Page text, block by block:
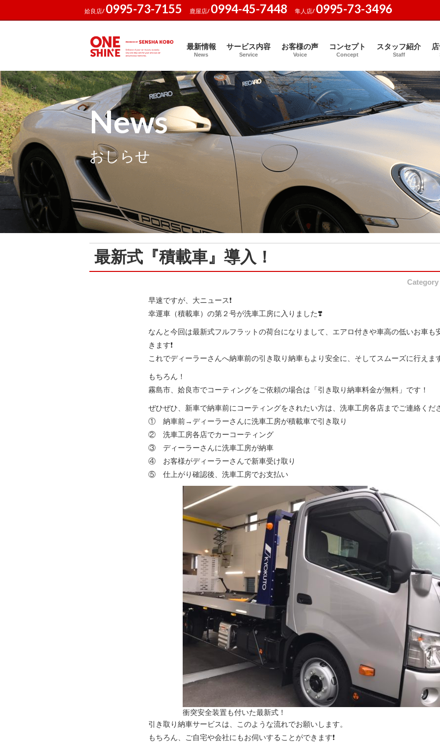
姶良店/ 0995-73-7155 鹿屋店/ 0994-45-7448 隼人店/ 0995-73-3496
最新情報
News
サービス内容
Service
お客様の声
Voice
コンセプト
Concept
スタッフ紹介
Staff
News
おしらせ
最新式『積載車』導入！
早速ですが、大ニュース❗️
幸運車（積載車）の第２号が洗車工房に入りました❣️
なんと今回は最新式フルフラットの荷台になりまして、エアロ付きや車高の低いお車も
きます❗️
これでディーラーさんへ納車前の引き取り納車もより安全に、そしてスムーズに行えま
もちろん！
霧島市、姶良市でコーティングをご依頼の場合は「引き取り納車料金が無料」です！
ぜひぜひ、新車で納車前にコーティングをされたい方は、洗車工房各店までご連絡くださ
① 納車前→ディーラーさんに洗車工房が積載車で引き取り
② 洗車工房各店でカーコーティング
③ ディーラーさんに洗車工房が納車
④ お客様がディーラーさんで新車受け取り
⑤ 仕上がり確認後、洗車工房でお支払い
衝突安全装置も付いた最新式！
引き取り納車サービスは、このような流れでお願いします。
もちろん、ご自宅や会社にもお伺いすることができます❗️